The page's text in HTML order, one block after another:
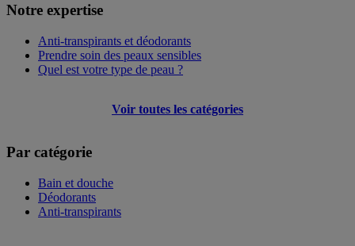
Notre expertise
Anti-transpirants et déodorants
Prendre soin des peaux sensibles
Quel est votre type de peau ?
Voir toutes les catégories
Par catégorie
Bain et douche
Déodorants
Anti-transpirants